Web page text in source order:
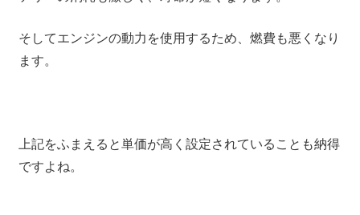
そしてエンジンの動力を使用するため、燃費も悪くなり
ます。
上記をふまえると単価が高く設定されていることも納得
ですよね。